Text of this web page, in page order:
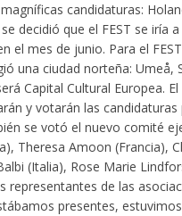
candidaturas:
decidió que el FEST se iría
el mes de junio. Para el
una ciudad norteña: Umeå,
Capital Cultural Europea.
y votarán las candidaturas
se votó el nuevo comité
Theresa Amoon (Francia),
(Italia), Rose Marie
representantes de las
presentes,